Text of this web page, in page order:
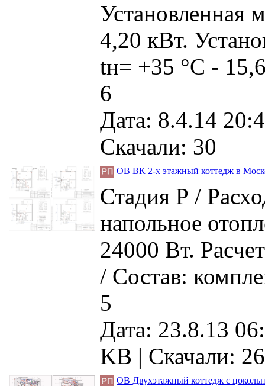
Установленная
4,20 кВт.
tн= +35 °C -
6
Дата: 8.4.14
Скачали: 30
ОВ ВК 2-х этажный коттедж в
Стадия Р /
напольное
24000 Вт.
/ Состав:
5
Дата: 23.8.13
KB | Скачали: 26
ОВ Двухэтажный коттедж с